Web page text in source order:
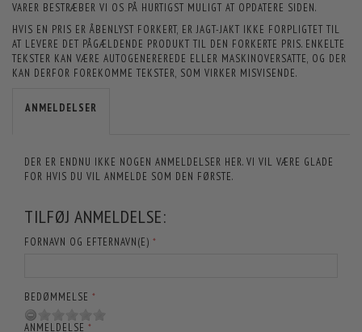
VARER BESTRÆBER VI OS PÅ HURTIGST MULIGT AT OPDATERE SIDEN.
HVIS EN PRIS ER ÅBENLYST FORKERT, ER JAGT-JAKT IKKE FORPLIGTET TIL
AT LEVERE DET PÅGÆLDENDE PRODUKT TIL DEN FORKERTE PRIS. ENKELTE
TEKSTER KAN VÆRE AUTOGENEREREDE ELLER MASKINOVERSATTE, OG DER
KAN DERFOR FOREKOMME TEKSTER, SOM VIRKER MISVISENDE.
ANMELDELSER
DER ER ENDNU IKKE NOGEN ANMELDELSER HER. VI VIL VÆRE GLADE
FOR HVIS DU VIL ANMELDE SOM DEN FØRSTE.
TILFØJ ANMELDELSE:
FORNAVN OG EFTERNAVN(E)
BEDØMMELSE
ANMELDELSE